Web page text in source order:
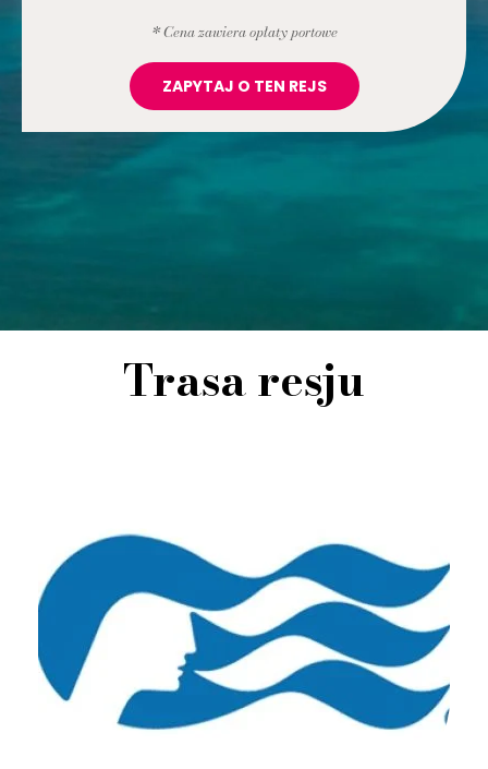
* Cena zawiera opłaty portowe
ZAPYTAJ O TEN REJS
Trasa resju